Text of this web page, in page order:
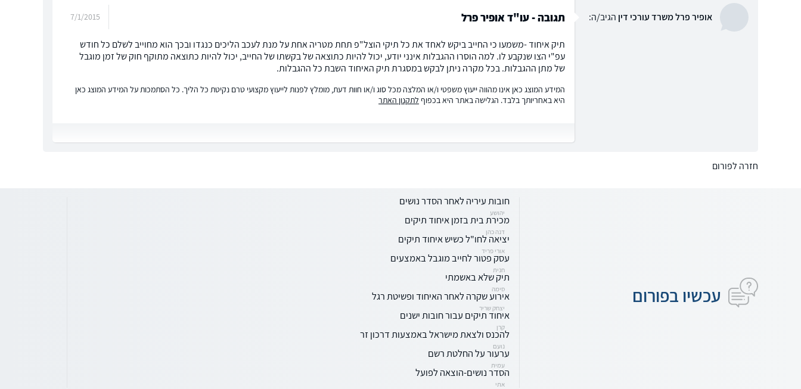
אופיר פרל משרד עורכי דין הגיב/ה: תגובה - עו"ד אופיר פרל 7/1/2015
תיק איחוד -משמעו כי החייב ביקש לאחד את כל תיקי הוצל"פ תחת מטריה אחת על מנת לעכב הליכים כנגדו ובכך הוא מחוייב לשלם כל חודש
עפ"י הצו שנקבע לו. למה הוסרו ההגבלות אינני יודע, יכול להיות כתוצאה של בקשתו של החייב, יכול להיות כתוצאה מתוקף חוק של זמן מוגבל
של מתן ההגבלות. בכל מקרה ניתן לבקש במסגרת תיק האיחוד השבת כל ההגבלות.
המידע המוצג כאן אינו מהווה ייעוץ משפטי ו/או המלצה מכל סוג ו/או חוות דעת, מומלץ לפנות לייעוץ מקצועי טרם נקיטת כל הליך. כל הסתמכות על המידע המוצג כאן
היא באחריותך בלבד. הגלישה באתר היא בכפוף לתקנון האתר
חזרה לפורום
עכשיו בפורום
חובות עיריה לאחר הסדר נושים
יהושע
מכירת בית בזמן איחוד תיקים
דנה כהן
יציאה לחו"ל כשיש איחוד תיקים
אורי פריד
עסק פטור לחייב מוגבל באמצעים
חנית
תיק שלא באשמתי
סימה
אירוע שקרה לאחר האיחוד ופשיטת רגל
יצחק שריר
איחוד תיקים עבור חובות ישנים
קרן
להכנס ולצאת מישראל באמצעות דרכון זר
נועם
ערעור על החלטת רשם
עמית
הסדר נושים-הוצאה לפועל
אתי